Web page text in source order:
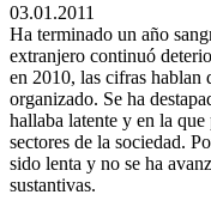
03.01.2011
Ha terminado un año
extranjero continuó
en 2010, las cifras hablan
organizado. Se ha
hallaba latente y en la
sectores de la sociedad.
sido lenta y no se ha
sustantivas.